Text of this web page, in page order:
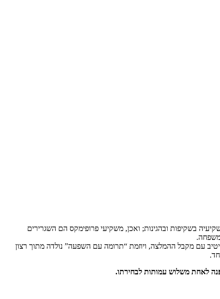
בשקיפות ובהגינות; ואכן, משקיעי פרופימקס הם השגרירים
משפחה.
עם מקבל ההמלצה, ויוזמת “תרומה עם השפעה” נולדה מתוך רצון